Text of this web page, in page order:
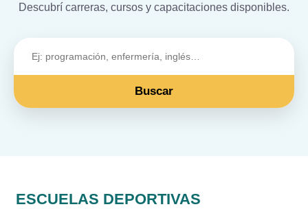
Descubrí carreras, cursos y capacitaciones disponibles.
Buscar
ESCUELAS DEPORTIVAS